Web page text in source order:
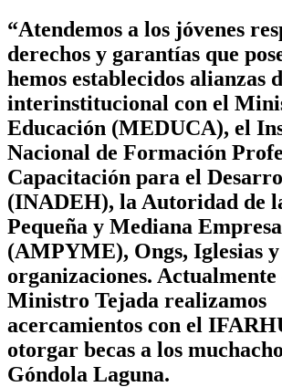
“Atendemos a los jóvenes
derechos y garantías que
hemos establecidos alianzas
interinstitucional con el
Educación (MEDUCA), el
Nacional de Formación
Capacitación para el
(INADEH), la Autoridad de
Pequeña y Mediana Empresa
(AMPYME), Ongs, Iglesias
organizaciones. Actualmente
Ministro Tejada realizamos
acercamientos con el
otorgar becas a los
Góndola Laguna.